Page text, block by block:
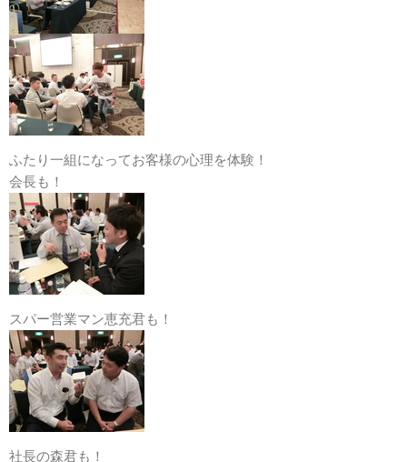
ふたり一組になってお客様の心理を体験！
会長も！
スパー営業マン恵充君も！
社長の森君も！